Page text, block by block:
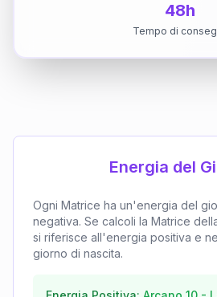
48h
Tempo di
Energia del
Ogni Matrice ha un'energia del
negativa. Se calcoli la Matrice
si riferisce all'energia positiva e
giorno di nascita.